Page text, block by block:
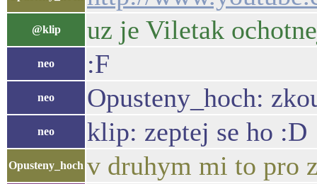
@klip uz je Viletak
neo :F
neo Opusteny_hoch:
neo klip: zeptej se ho :D
Opusteny_hoch v druhym mi to pro